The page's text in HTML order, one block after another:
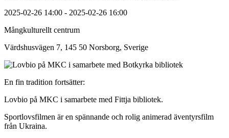
2025-02-26 14:00 - 2025-02-26 16:00
Mångkulturellt centrum
Värdshusvägen 7, 145 50 Norsborg, Sverige
En fin tradition fortsätter:
Lovbio på MKC i samarbete med Fittja bibliotek.
Sportlovsfilmen är en spännande och rolig animerad äventyrsfilm
från Ukraina.